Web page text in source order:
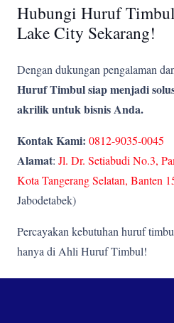
Hubungi Huruf
Lake City Sekarang!
Dengan dukungan pengalaman
Huruf Timbul siap menjadi
akrilik untuk bisnis Anda.
Kontak Kami: 0812-9035-0045
Alamat: Jl. Dr. Setiabudi No.3,
Kota Tangerang Selatan, Banten
Jabodetabek)
Percayakan kebutuhan huruf
hanya di Ahli Huruf Timbul!